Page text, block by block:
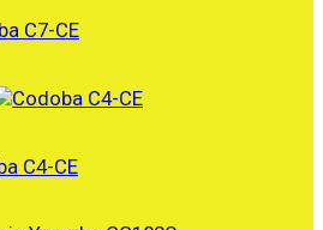
5.890.000 ₫.
C7-CE
C4-CE